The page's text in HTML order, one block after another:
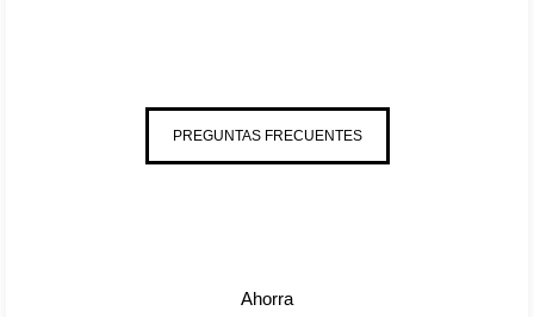
PREGUNTAS FRECUENTES
Ahorra